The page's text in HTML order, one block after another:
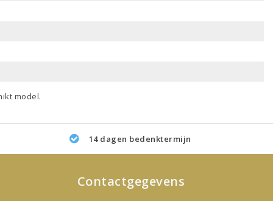
model.
14 dagen bedenktermijn
Contactgegevens